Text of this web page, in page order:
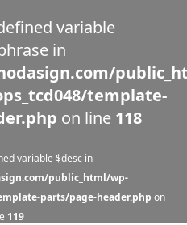
variable
in
template-
on line 118
variable $desc in
public_html/wp-
parts/page-header.php on
119